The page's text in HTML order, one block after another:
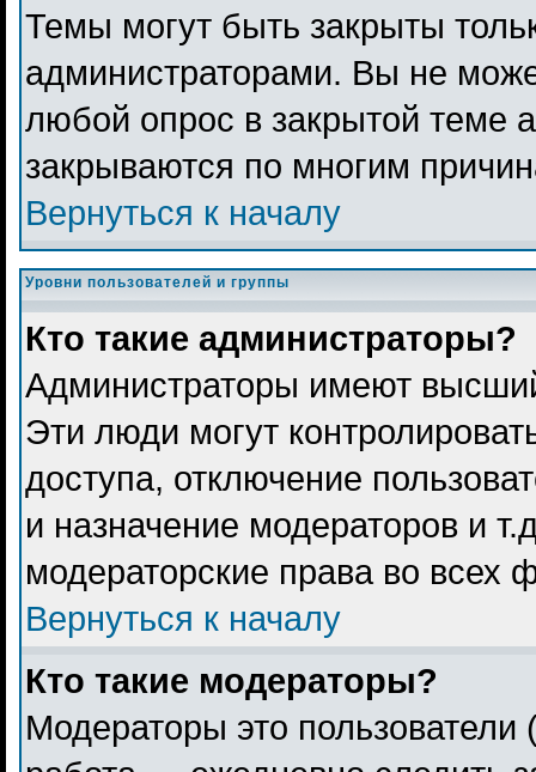
Темы могут быть закрыты
администраторами. Вы не
любой опрос в закрытой теме
закрываются по многим
Вернуться к началу
Уровни пользователей и группы
Кто такие администраторы?
Администраторы имеют
Эти люди могут
доступа, отключение
и назначение модераторов и
модераторские права во всех
Вернуться к началу
Кто такие модераторы?
Модераторы это пользователи